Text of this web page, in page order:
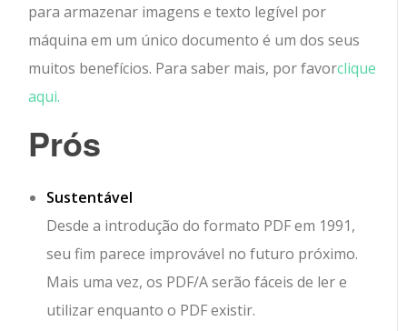
para armazenar imagens e texto legível por
máquina em um único documento é um dos seus
muitos benefícios. Para saber mais, por favorclique
aqui.
Prós
Sustentável
Desde a introdução do formato PDF em 1991,
seu fim parece improvável no futuro próximo.
Mais uma vez, os PDF/A serão fáceis de ler e
utilizar enquanto o PDF existir.